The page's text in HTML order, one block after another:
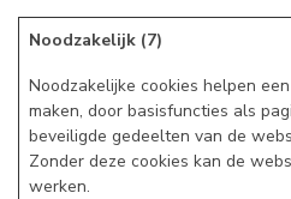
Noodzakelijk (7)
Noodzakelijke cookies helpen
maken, door basisfuncties als
beveiligde gedeelten van de
Zonder deze cookies kan de
werken.